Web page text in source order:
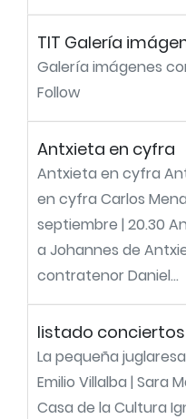
TIT Galería
Galería imágenes
Follow
Antxieta en cyfra
Antxieta en cyfra
en cyfra Carlos
septiembre | 20.30
a Johannes de
contratenor Daniel...
listado
La pequeña
Emilio Villalba | Sara
Casa de la Cultura